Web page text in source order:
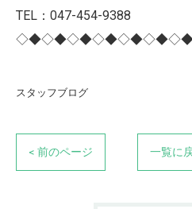
TEL：047-454-9388
スタッフブログ
< 前のページ 一覧に